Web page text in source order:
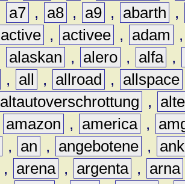
a7 , a8 , a9 , abarth
,
active , activee , adam
alaskan , alero , alfa ,
, all , allroad , allspace
altautoverschrottung ,
amazon , america ,
, an , angebotene ,
, arena , argenta , arna